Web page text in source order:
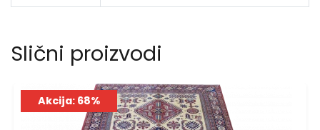
Slični proizvodi
Akcija: 68%